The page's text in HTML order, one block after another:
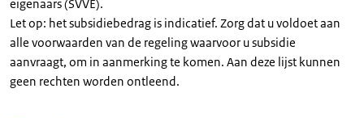
eigenaars (SVVE).
Let op: het subsidiebedrag is indicatief. Zorg dat u voldoet aan
alle voorwaarden van de regeling waarvoor u subsidie
aanvraagt, om in aanmerking te komen. Aan deze lijst kunnen
geen rechten worden ontleend.